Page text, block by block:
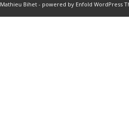
Mathieu Bihet - powered by Enfold WordPress